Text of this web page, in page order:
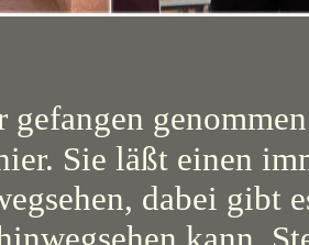
gefangen
Sie läßt einen
dabei gibt